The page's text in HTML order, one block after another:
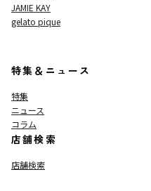
JAMIE KAY
gelato pique
特集＆ニュース
特集
ニュース
コラム
店舗検索
店舗検索